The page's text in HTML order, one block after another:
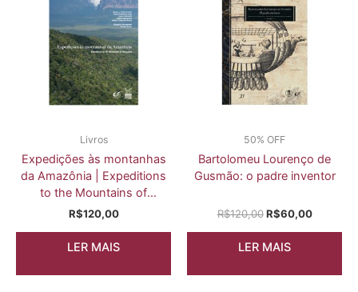
Livros
Expedições às montanhas
da Amazônia | Expeditions
to the Mountains of
Amazonia
R$120,00
LER MAIS
50% OFF
Bartolomeu Lourenço de
Gusmão: o padre inventor
R$120,00 R$60,00
LER MAIS